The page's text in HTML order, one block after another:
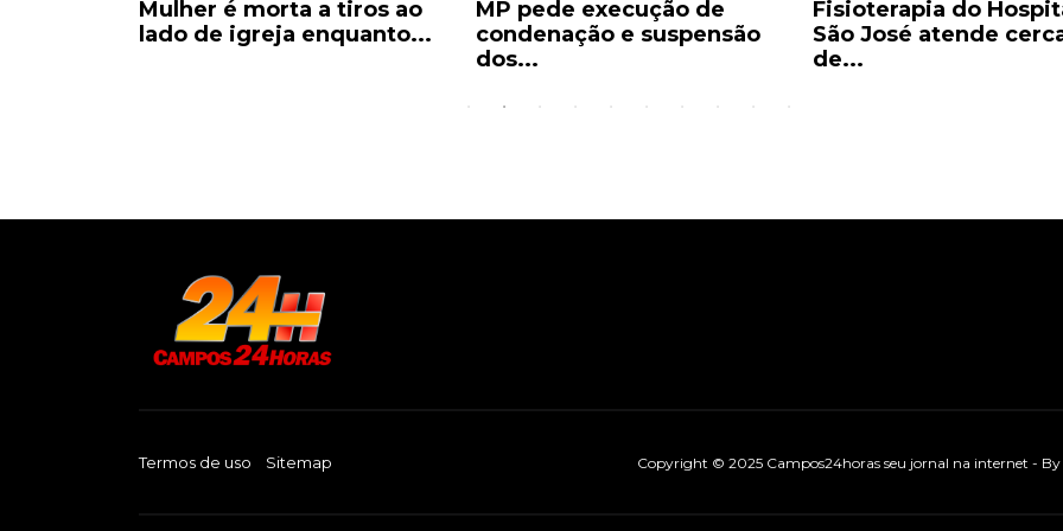
Mulher é morta a tiros ao
lado de igreja enquanto...
MP pede execução de
condenação e suspensão
dos...
Fisioterapia do
São José atende
de...
Termos de uso Sitemap Copyright © 2025 Campos24horas seu jornal na internet - By